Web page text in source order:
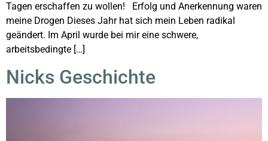
Tagen erschaffen zu wollen! Erfolg und Anerkennung waren
meine Drogen Dieses Jahr hat sich mein Leben radikal
geändert. Im April wurde bei mir eine schwere,
arbeitsbedingte […]
Nicks Geschichte